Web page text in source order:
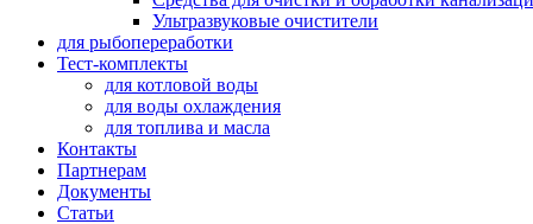
Ультразвуковые очистители
для рыбопереработки
Тест-комплекты
для котловой воды
для воды охлаждения
для топлива и масла
Контакты
Партнерам
Документы
Статьи